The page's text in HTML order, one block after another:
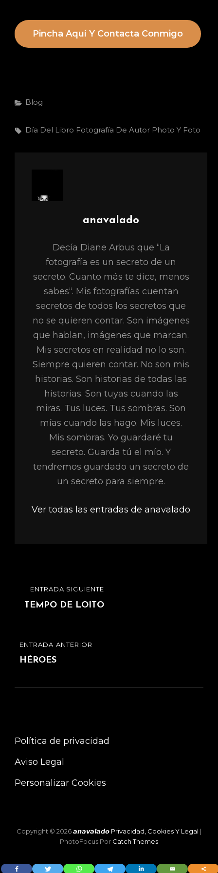
Pincha Aquí Y Contacta Conmigo
Categorías
Blog
Etiquetas,
Día Del Libro Fotografía De Autor Photo Y Foto
Autor:
anavalado
Decía Diane Arbus que “La
fotografía es un secreto de un
secreto. Cuanto más te dice, menos
sabes“. Mis fotografías cuentan
secretos de todos los secretos que
no se quieren contar. Son imágenes
que hablan, imágenes que marcan.
Mis secretos en realidad no lo son.
Siempre quieren contar. No son mis
historias. Son historias de todas las
historias. Son tuyas cuando las
miras. Tus luces. Tus sombras. Son
mías cuando las hago. Mis luces.
Mis sombras. Yo guardaré tu
secreto. Guarda tú el mío. Y
tendremos guardado un secreto de
un secreto para siempre.
Ver todas las entradas de anavalado
Navegación
de
ENTRADA
ANTERIOR
ENTRADA ANTERIOR
HÉROES
ENTRADA
SIGUIENTE
ENTRADA SIGUIENTE
TEMPO DE LOITO
Política de privacidad
Aviso Legal
Personalizar Cookies
Copyright © 2026𝙖𝙣𝙖𝙫𝙖𝙡𝙖𝙙𝙤 Privacidad, Cookies Y Legal |
PhotoFocus Por Catch Themes